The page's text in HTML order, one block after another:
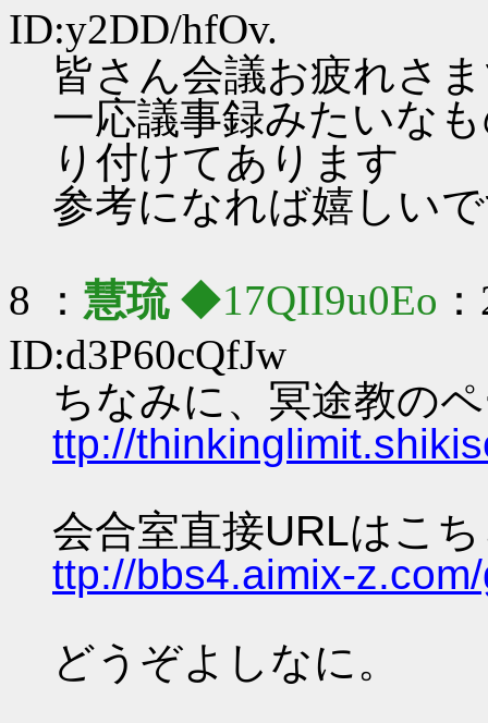
ID:y2DD/hfOv.
皆さん会議お疲れさ
一応議事録みたいな
り付けてあります
参考になれば嬉しい
8 ： 慧琉◆17QII9u0Eo
ID:d3P60cQfJw
ちなみに、冥途教の
ttp://
会合室直接URLはこ
ttp://bbs4.aimix-
どうぞよしなに。